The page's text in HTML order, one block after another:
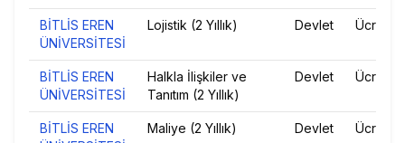
BİTLİS EREN
ÜNİVERSİTESİ
Lojistik (2 Yıllık) Devlet Ücretsiz
BİTLİS EREN
ÜNİVERSİTESİ
Halkla İlişkiler ve
Tanıtım (2 Yıllık)
Devlet Ücretsiz
BİTLİS EREN
Maliye (2 Yıllık) Devlet Ücretsiz